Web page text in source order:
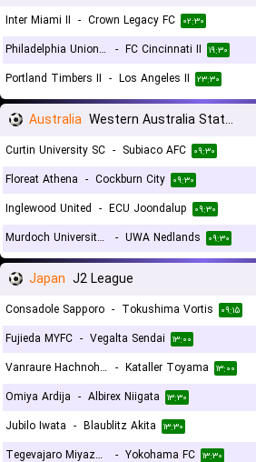
Inter Miami II - Crown Legacy FC ۰۲:۳۰
Philadelphia Union II - FC Cincinnati II ۱۹:۳۰
Portland Timbers II - Los Angeles II ۲۳:۳۰
Australia Western Australia State League 1
Curtin University SC - Subiaco AFC ۰۹:۳۰
Floreat Athena - Cockburn City ۰۹:۳۰
Inglewood United - ECU Joondalup ۰۹:۳۰
Murdoch University Melville
- UWA Nedlands ۰۹:۳۰
Japan J2 League
Consadole Sapporo - Tokushima Vortis ۰۹:۱۵
Fujieda MYFC - Vegalta Sendai ۱۳:۰۰
Vanraure Hachnohe FC - Kataller Toyama ۱۳:۰۰
Omiya Ardija - Albirex Niigata ۱۳:۳۰
Jubilo Iwata - Blaublitz Akita ۱۳:۳۰
Tegevajaro Miyazaki
- Yokohama FC ۱۳:۳۰